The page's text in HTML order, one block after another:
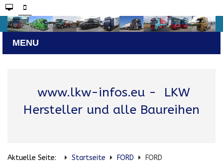
www.lkw-infos.eu- LKW
Hersteller und alle Baureihen
Aktuelle Seite: Startseite FORD FORD